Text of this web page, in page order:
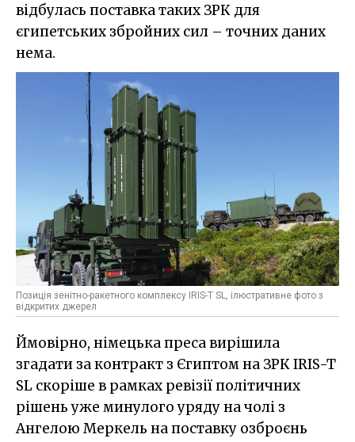
відбулась поставка таких ЗРК для
єгипетських збройних сил – точних даних
нема.
Позиція зенітно-ракетного комплексу IRIS-T SL, ілюстративне фото з
відкритих джерел
Ймовірно, німецька преса вирішила
згадати за контракт з Єгиптом на ЗРК IRIS-T
SL скоріше в рамках ревізії політичних
рішень уже минулого уряду на чолі з
Ангелою Меркель на поставку озброєнь